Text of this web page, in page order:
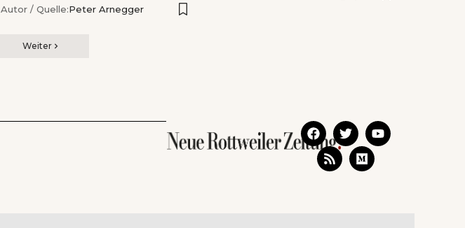
Autor / Quelle:Peter Arnegger
Weiter